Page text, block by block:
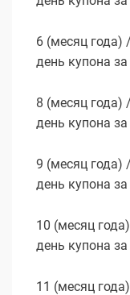
6 (месяц года)
день купона
8 (месяц года)
день купона
9 (месяц года)
день купона
10 (месяц
день купона
11 (месяц